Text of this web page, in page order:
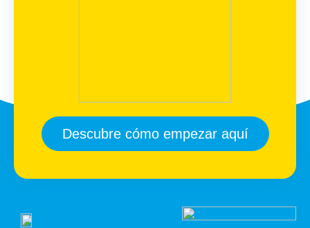
Descubre cómo empezar aquí